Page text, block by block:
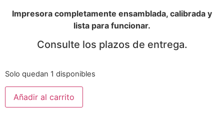
Impresora completamente ensamblada, calibrada y
lista para funcionar.
Consulte los plazos de entrega.
Solo quedan 1 disponibles
Añadir al carrito